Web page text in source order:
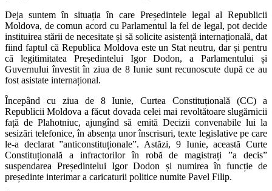
Deja suntem în situația în care Președintele legal al Republicii
Moldova, de comun acord cu Parlamentul la fel de legal, pot decide
instituirea stării de necesitate și să solicite asistență internațională, dat
fiind faptul că Republica Moldova este un Stat neutru, dar și pentru
că legitimitatea Președintelui Igor Dodon, a Parlamentului și
Guvernului învestit în ziua de 8 Iunie sunt recunoscute după ce au
fost asistate internațional.
Începând cu ziua de 8 Iunie, Curtea Constituțională (CC) a
Republicii Moldova a făcut dovada celei mai revoltătoare slugărnicii
față de Plahotniuc, ajungînd să emită Decizii convenabile lui la
sesizări telefonice, în absența unor înscrisuri, texte legislative pe care
le-a declarat ”anticonstituționale”. Astăzi, 9 Iunie, această Curte
Constituțională a infractorilor în robă de magistrați ”a decis”
suspendarea Președintelui Igor Dodon și numirea în funcție de
președinte interimar a caricaturii politice numite Pavel Filip.